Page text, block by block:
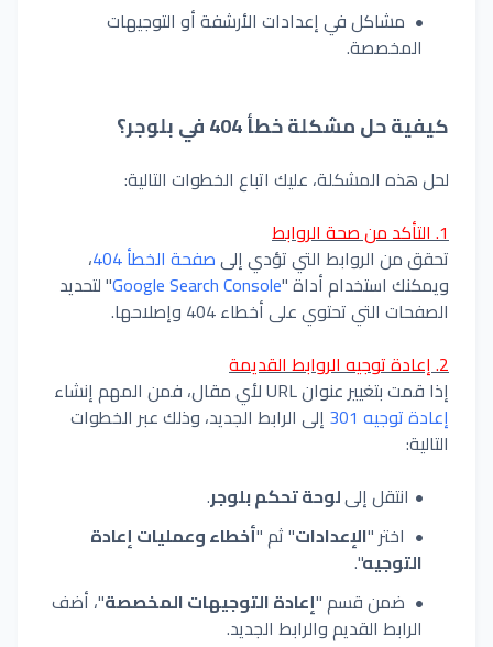
مشاكل في إعدادات الأرشفة أو التوجيهات
المخصصة.
كيفية حل مشكلة خطأ 404 في بلوجر؟
لحل هذه المشكلة، عليك اتباع الخطوات التالية:
1. التأكد من صحة الروابط
تحقق من الروابط التي تؤدي إلىصفحة الخطأ 404
،
ويمكنك استخدام أداة "Google Search Console" لتحديد
الصفحات التي تحتوي على أخطاء 404 وإصلاحها.
2. إعادة توجيه الروابط القديمة
إذا قمت بتغيير عنوان URL لأي مقال، فمن المهم إنشاء
إعادة توجيه 301
إلى الرابط الجديد، وذلك عبر الخطوات
التالية:
انتقل إلىلوحة تحكم بلوجر.
اختر "الإعدادات" ثم "أخطاء وعمليات إعادة
التوجيه".
ضمن قسم "إعادة التوجيهات المخصصة"، أضف
الرابط القديم والرابط الجديد.